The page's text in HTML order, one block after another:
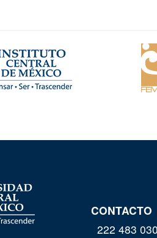
CONTACTO
222 483